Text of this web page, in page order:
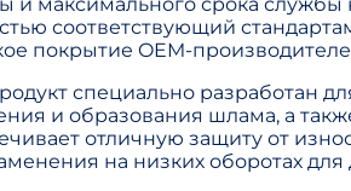
соответствующий
покрытие OEM-
специально разработан
и образования шлама, а
отличную защиту от
на низких оборотах для